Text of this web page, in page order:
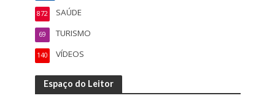
SAÚDE
872
TURISMO
69
VÍDEOS
140
Espaço do Leitor